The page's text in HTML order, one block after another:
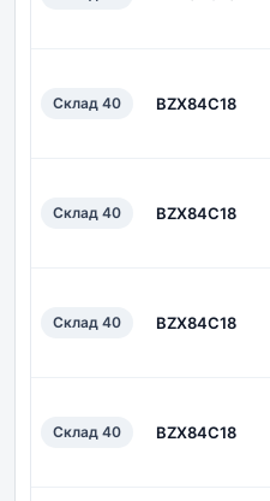
Склад 40 BZX84C18
Склад 40 BZX84C18
Склад 40 BZX84C18
Склад 40 BZX84C18